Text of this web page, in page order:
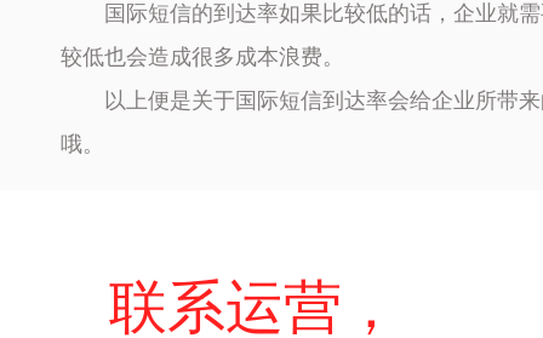
国际短信的到达率如果比较低的话，企业就
较低也会造成很多成本浪费。
以上便是关于国际短信到达率会给企业所带
哦。
联系运营，